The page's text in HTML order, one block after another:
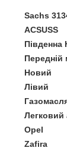
Sachs
ACSUSS
Південна
Передній
Новий
Лівий
Легковий
Opel
Zafira